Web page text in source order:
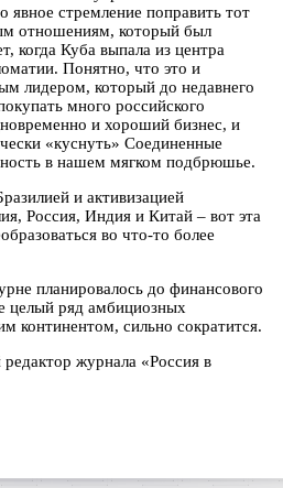
явное стремление поправить тот
отношениям, который был
когда Куба выпала из центра
Понятно, что это и
лидером, который до недавнего
много российского
и хороший бизнес, и
«куснуть» Соединенные
в нашем мягком подбрюшье.
и активизацией
Россия, Индия и Китай – вот эта
во что-то более
планировалось до финансового
целый ряд амбициозных
континентом, сильно сократится.
журнала «Россия в